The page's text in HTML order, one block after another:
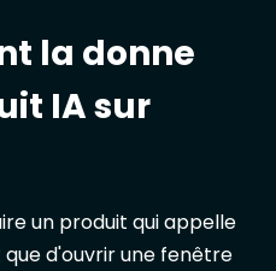
la donne
IA sur
un produit qui appelle
d'ouvrir une fenêtre